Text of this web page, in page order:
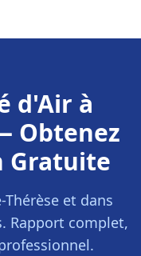
d'Air à
Obtenez
Gratuite
Thérèseet dans
. Rapport complet,